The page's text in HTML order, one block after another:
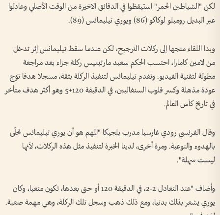
لكن "الشياطين الحمر" استيقظوا في الدقائق الاخيرة من الوقت الأصلي وعادلوا
عبر البديل روميلو لوكاكو (86) ويوري تيليمانس (89).
وبدا اللقاء متجها إلى ركلات الترجيح، لكن عندما سقط تيليمانس إثر تدخل
من لامين كامارا، احتسب الحكم سعيد مارتينيس ركلة جزاء بعد مراجعة
مطولة لتقنية الفيديو. وتقدم تيليمانس لتنفيذ الركلة بثقة، مسجلا هدفا توّج
عودة مذهلة وكسر قلوب السنغاليين، في الدقيقة 120+5 وهو أكثر هدف متأخر
في تاريخ كأس العالم.
وقال الفرنسي رودي غارسيا مدرب بلجيكا "المهم هو أن يوري تيليمانس تحلّى
بالهدوء والنوعية. ومرة أخرى، لدينا الخبرة لتنفيذ مثل هذه الركلات، لأنها
ليست سهلة".
وأضاف "عند التعادل 2-2، في الدقيقة 120 أو حتى بعدها، تكون متعبا، وكان
يوري يشعر بذلك بدنيا، ومع ذلك ذهب وسجل تلك الركلة، وهي مهمة صعبة.